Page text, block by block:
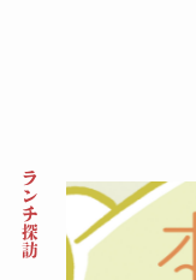
ランチ探訪